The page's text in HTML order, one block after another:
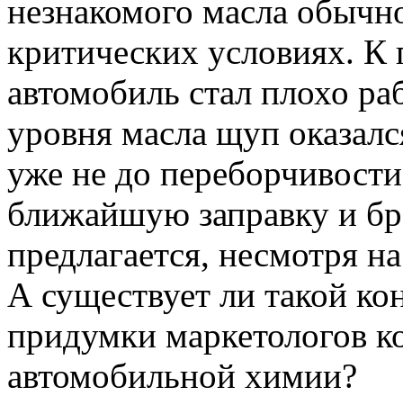
незнакомого масла
критических условиях. К
автомобиль стал плохо
уровня масла щуп
уже не до
ближайшую заправку и
предлагается, несмотря
А существует ли такой
придумки маркетологов
автомобильной химии?